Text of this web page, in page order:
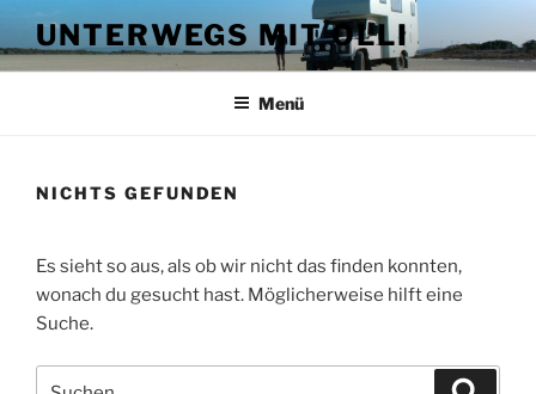
Inhalt
springen
UNTERWEGS MIT OLLI
Menü
NICHTS GEFUNDEN
Es sieht so aus, als ob wir nicht das finden konnten,
wonach du gesucht hast. Möglicherweise hilft eine
Suche.